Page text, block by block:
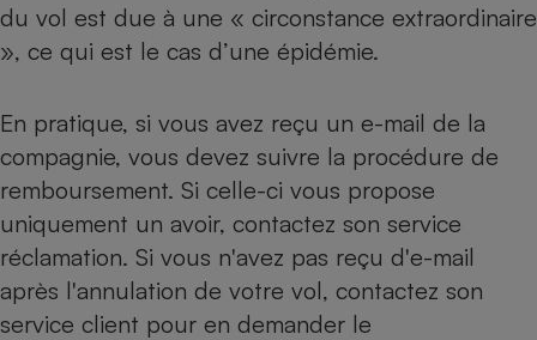
du vol est due à une « circonstance extraordinaire
», ce qui est le cas d’une épidémie.
En pratique, si vous avez reçu un e-mail de la
compagnie, vous devez suivre la procédure de
remboursement. Si celle-ci vous propose
uniquement un avoir, contactez son service
réclamation. Si vous n'avez pas reçu d'e-mail
après l'annulation de votre vol, contactez son
service client pour en demander le